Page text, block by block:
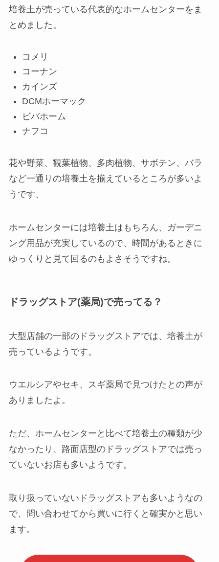
培養土が売っている代表的なホームセンターをま
とめました。
コメリ
コーナン
カインズ
DCMホーマック
ビバホーム
ナフコ
花や野菜、観葉植物、多肉植物、サボテン、バラ
など一通りの培養土を揃えているところが多いよ
うです、
ホームセンターには培養土はもちろん、ガーデニ
ング用品が充実しているので、時間があるときに
ゆっくりと見て回るのもよさそうですね。
ドラッグストア(薬局)で売ってる？
大型店舗の一部のドラッグストアでは、培養土が
売っているようです。
ウエルシアやセキ、スギ薬局で見つけたとの声が
ありましたよ。
ただ、ホームセンターと比べて培養土の種類が少
なかったり、路面店型のドラッグストアでは売っ
ていないお店も多いようです。
取り扱っていないドラッグストアも多いようなの
で、問い合わせてから買いに行くと確実かと思い
ます。